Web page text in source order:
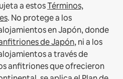
a estosTérminos,
. No protege a los
en Japón, donde
de Japón, ni a los
a través de
anfitriones que ofrecieron